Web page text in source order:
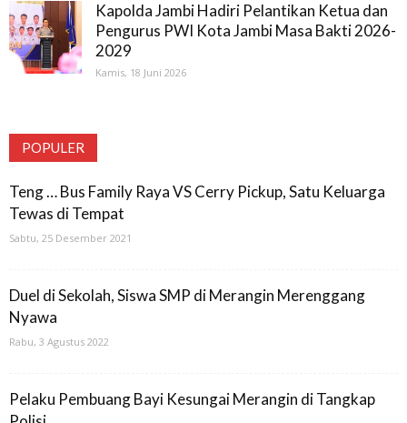
Kapolda Jambi Hadiri Pelantikan Ketua dan
Pengurus PWI Kota Jambi Masa Bakti 2026-
2029
Kamis, 18 Juni 2026
POPULER
Teng … Bus Family Raya VS Cerry Pickup, Satu Keluarga
Tewas di Tempat
Sabtu, 25 Desember 2021
Duel di Sekolah, Siswa SMP di Merangin Merenggang
Nyawa
Rabu, 3 Agustus 2022
Pelaku Pembuang Bayi Kesungai Merangin di Tangkap